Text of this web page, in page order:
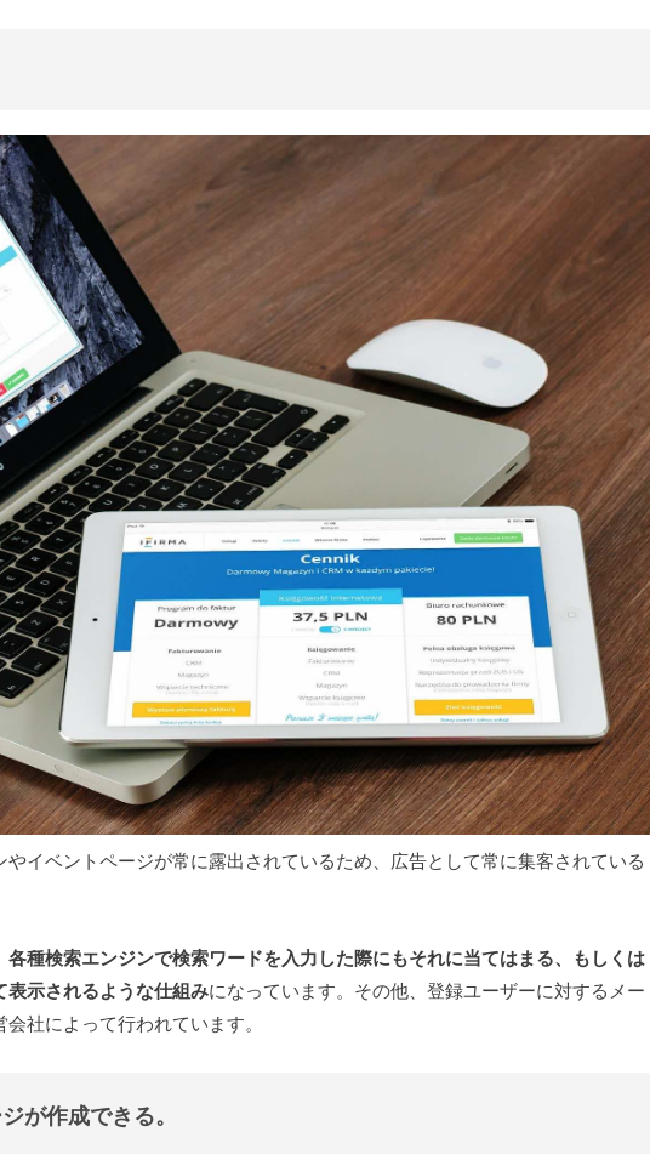
イベントページが常に露出されているため、広告として常に集客されている
各種検索エンジンで検索ワードを入力した際にもそれに当てはまる、もしくは
表示されるような仕組みになっています。その他、登録ユーザーに対するメー
社によって行われています。
が作成できる。